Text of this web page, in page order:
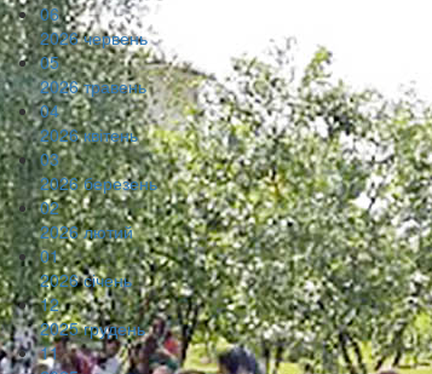
06
2026 червень
05
2026 травень
04
2026 квітень
03
2026 березень
02
2026 лютий
01
2026 січень
12
2025 грудень
11